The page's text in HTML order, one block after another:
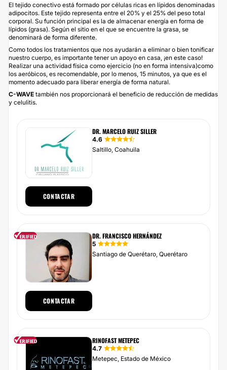
El tejido conectivo está formado por células ricas en lípidos denominadas
adipocitos. Este tejido representa entre el 20% y el 25% del peso total
corporal. Su función principal es la de almacenar energía en forma de
lípidos (grasa). Según el sitio en el que se encuentre la grasa, se
denominará de forma diferente.
Como todos los tratamientos que nos ayudarán a eliminar o bien tonificar
nuestro cuerpo, es importante tener un apoyo en casa, ¡en este caso!
Realizar una actividad física como ejercicio (no en forma intensiva)como
los aeróbicos, es recomendable, por lo menos, 15 minutos, ya que es el
momento adecuado para liberar energía de forma natural.
C-WAVE también nos proporcionará el beneficio de reducción de medidas
y celulitis.
DR. MARCELO RUIZ SILLER
4.6
Saltillo, Coahuila
CONTACTAR
DR. FRANCISCO HERNÁNDEZ
5
Santiago de Querétaro, Querétaro
CONTACTAR
RINOFAST METEPEC
4.7
Metepec, Estado de México